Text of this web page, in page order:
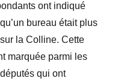
ont indiqué
bureau était plus
la Colline. Cette
marquée parmi les
qui ont